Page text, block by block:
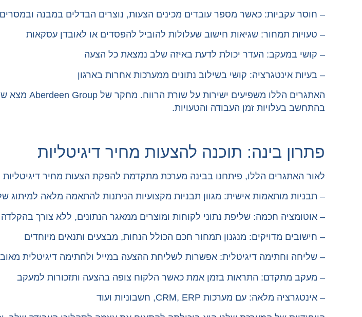
– חוסר עקביות: כאשר מספר עובדים מכינים הצעות, נוצרים הבדלים במבנה ובמסרים
– טעויות תמחור: שגיאות חישוב שעלולות להוביל להפסדים או לאובדן עסקאות
– קושי במעקב: העדר יכולת לדעת באיזה שלב נמצאת כל הצעה
– בעיות אינטגרציה: קושי בשילוב נתונים ממערכות אחרות בארגון
בהתחשב בעלויות זמן העבודה והטעויות.
פתרון בינה: תוכנה להצעות מחיר דיגיטליות
לאור האתגרים הללו, פיתחנו בבינה מערכת מתקדמת להפקת הצעות מחיר
– תבניות מותאמות אישית: מגוון תבניות מקצועיות הניתנות להתאמה מלאה למיתוג
– אוטומציה חכמה: שליפת נתוני לקוחות ומוצרים ממאגר הנתונים, ללא צורך
– חישובים מדויקים: מנגנון תמחור חכם הכולל הנחות, מבצעים ותנאים מיוחדים
– שליחה וחתימה דיגיטלית: אפשרות לשליחת ההצעה במייל ולחתימה דיגיטלית
– מעקב מתקדם: התראות בזמן אמת כאשר הלקוח צופה בהצעה ותזכורות למעקב
– אינטגרציה מלאה: עם מערכות CRM, ERP, חשבוניות ועוד